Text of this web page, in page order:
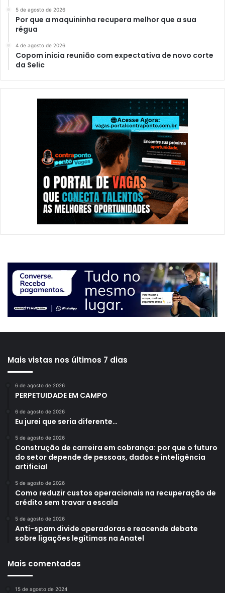
5 de agosto de 2026
Por que a maquininha recupera melhor que a sua
régua
4 de agosto de 2026
Copom inicia reunião com expectativa de novo corte
da Selic
Mais vistas nos últimos 7 dias
6 de agosto de 2026
PERPETUIDADE EM CAMPO
6 de agosto de 2026
Eu jurei que seria diferente…
5 de agosto de 2026
Construção de carreira em cobrança: por que o futuro
do setor depende de pessoas, dados e inteligência
artificial
5 de agosto de 2026
Como reduzir custos operacionais na recuperação de
crédito sem travar a escala
5 de agosto de 2026
Anti-spam divide operadoras e reacende debate
sobre ligações legítimas na Anatel
Mais comentadas
15 de agosto de 2024